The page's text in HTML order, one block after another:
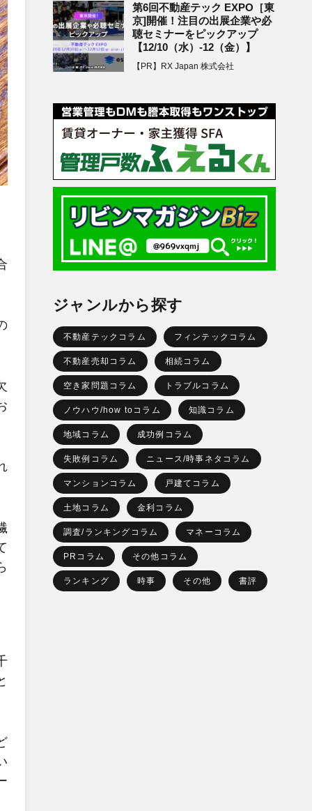
第6回不動産テック EXPO［東
京]開催！注目の出展企業や必
聴セミナーをピックアップ
【12/10（水）-12（金）】
【PR】RX Japan 株式会社
ジャンルから探す
不動産テックコラム フィンテックコラム
不動産売却コラム 相続コラム
空き家問題コラム トラブルコラム
ノウハウ/how toコラム 知識コラム
地域コラム 成功例コラム
失敗例コラム ニュース/時事ネタコラム
マンションコラム 戸建てコラム
土地コラム 金利コラム
調査/ランキングコラム マネーコラム
PRコラム その他コラム
ランキング 時事 その他 書評